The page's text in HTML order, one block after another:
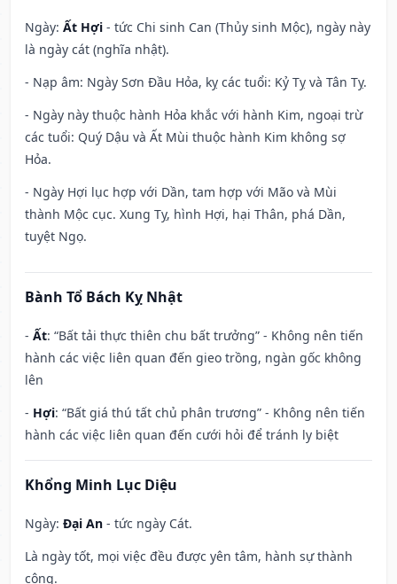
Ngày: Ất Hợi - tức Chi sinh Can (Thủy sinh Mộc), ngày này
là ngày cát (nghĩa nhật).
- Nạp âm: Ngày Sơn Đầu Hỏa, kỵ các tuổi: Kỷ Tỵ và Tân Tỵ.
- Ngày này thuộc hành Hỏa khắc với hành Kim, ngoại trừ
các tuổi: Quý Dậu và Ất Mùi thuộc hành Kim không sợ
Hỏa.
- Ngày Hợi lục hợp với Dần, tam hợp với Mão và Mùi
thành Mộc cục. Xung Tỵ, hình Hợi, hại Thân, phá Dần,
tuyệt Ngọ.
Bành Tổ Bách Kỵ Nhật
- Ất: “Bất tải thực thiên chu bất trưởng” - Không nên tiến
hành các việc liên quan đến gieo trồng, ngàn gốc không
lên
- Hợi: “Bất giá thú tất chủ phân trương” - Không nên tiến
hành các việc liên quan đến cưới hỏi để tránh ly biệt
Khổng Minh Lục Diệu
Ngày: Đại An - tức ngày Cát.
Là ngày tốt, mọi việc đều được yên tâm, hành sự thành
công.